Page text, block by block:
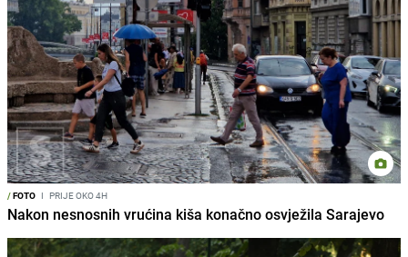
/FOTO I PRIJE OKO 4H
Nakon nesnosnih vrućina kiša konačno osvježila Sarajevo